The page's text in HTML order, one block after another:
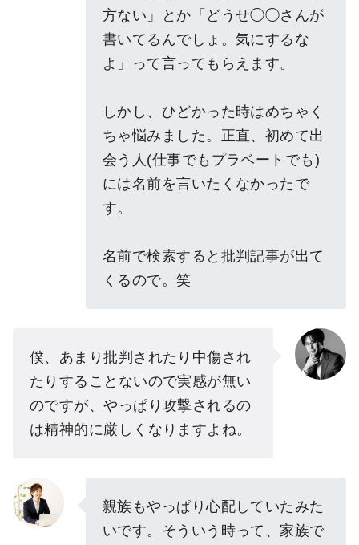
方ない」とか「どうせ◯◯さんが
書いてるんでしょ。気にするな
よ」って言ってもらえます。
しかし、ひどかった時はめちゃく
ちゃ悩みました。正直、初めて出
会う人(仕事でもプラベートでも)
には名前を言いたくなかったで
す。
名前で検索すると批判記事が出て
くるので。笑
僕、あまり批判されたり中傷され
たりすることないので実感が無い
のですが、やっぱり攻撃されるの
は精神的に厳しくなりますよね。
親族もやっぱり心配していたみた
いです。そういう時って、家族で